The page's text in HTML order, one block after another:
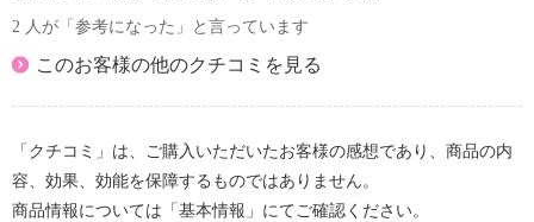
2 人が「参考になった」と言っています
このお客様の他のクチコミを見る
「クチコミ」は、ご購入いただいたお客様の感想であり、商品の内
容、効果、効能を保障するものではありません。
商品情報については「基本情報」にてご確認ください。